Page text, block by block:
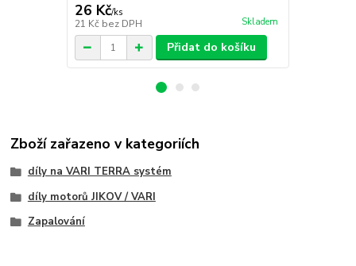
26 Kč/ks
21 Kč bez DPH Skladem
Přidat do košíku
Zboží zařazeno v kategoriích
díly na VARI TERRA systém
díly motorů JIKOV / VARI
Zapalování